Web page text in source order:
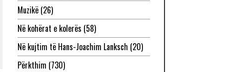
Muzikë(26)
Në kohërat e kolerës (58)
Në kujtim të Hans-Joachim Lanksch (20)
Përkthim (730)